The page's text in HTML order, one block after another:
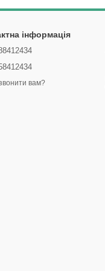
інформація
вам?